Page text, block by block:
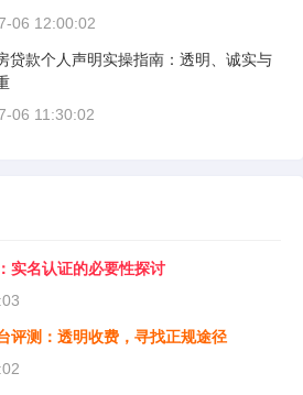
06 12:00:02
贷款个人声明实操指南：透明、诚实与
06 11:30:02
实名认证的必要性探讨
评测：透明收费，寻找正规途径